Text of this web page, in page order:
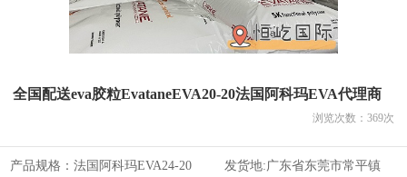
全国配送eva胶粒EvataneEVA20-20法国阿科玛EVA代理商
浏览次数： 369次
产品规格： 法国阿科玛EVA24-20 发货地:广东省东莞市常平镇